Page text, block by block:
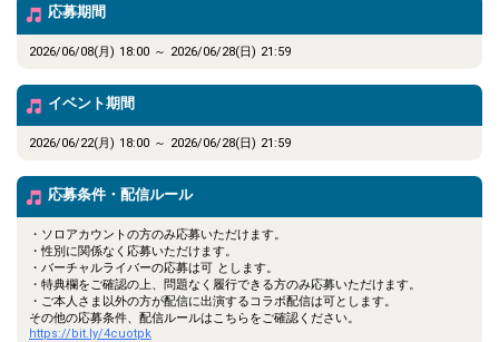
応募期間
2026/06/08(月) 18:00 ～ 2026/06/28(日) 21:59
イベント期間
2026/06/22(月) 18:00 ～ 2026/06/28(日) 21:59
応募条件・配信ルール
・ソロアカウントの方のみ応募いただけます。
・性別に関係なく応募いただけます。
・バーチャルライバーの応募は可 とします。
・特典欄をご確認の上、問題なく履行できる方のみ応募いただけます。
・ご本人さま以外の方が配信に出演するコラボ配信は可とします。
その他の応募条件、配信ルールはこちらをご確認ください。
https://bit.ly/4cuotpk